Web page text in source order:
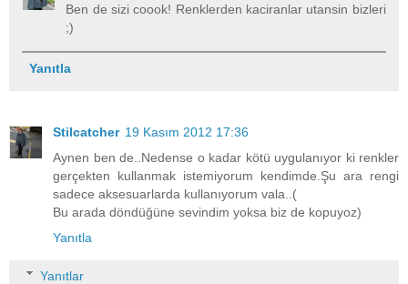
Ben de sizi coook! Renklerden kaciranlar utansin bizleri
;)
Yanıtla
Stilcatcher 19 Kasım 2012 17:36
Aynen ben de..Nedense o kadar kötü uygulanıyor ki renkler
gerçekten kullanmak istemiyorum kendimde.Şu ara rengi
sadece aksesuarlarda kullanıyorum vala..(
Bu arada döndüğüne sevindim yoksa biz de kopuyoz)
Yanıtla
Yanıtlar